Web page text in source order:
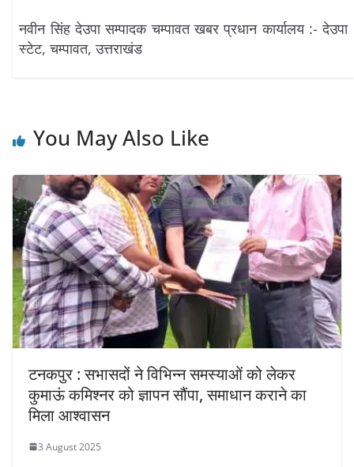
नवीन सिंह देउपा सम्पादक चम्पावत खबर प्रधान कार्यालय :- देउपा
स्टेट, चम्पावत, उत्तराखंड
You May Also Like
टनकपुर : सभासदों ने विभिन्न समस्याओं को लेकर
कुमाऊं कमिश्नर को ज्ञापन सौंपा, समाधान कराने का
मिला ​आश्वासन
3 August 2025